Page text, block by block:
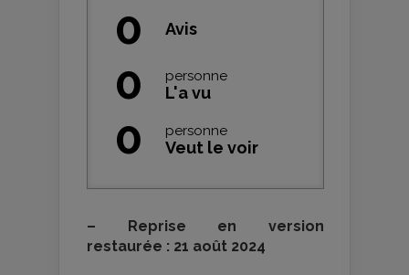
0 Avis
0 personne
L'a vu
0 personne
Veut le voir
– Reprise en version
restaurée : 21 août 2024